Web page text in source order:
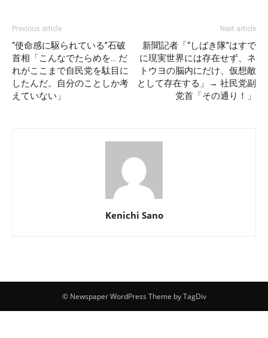
Previous article
“使命感に駆られている”石破
首相「こんなでたらめを… だ
れがここまで自民党を駄目に
したんだ。自分のことしか考
えていない」
Next article
新聞記者「“しばき隊”はすで
に現実世界には存在せず、ネ
トウヨの脳内にだけ、仮想敵
として存在する」→ 社民党副
党首「その通り！」
Kenichi Sano
© Newspaper WordPress Theme by TagDiv